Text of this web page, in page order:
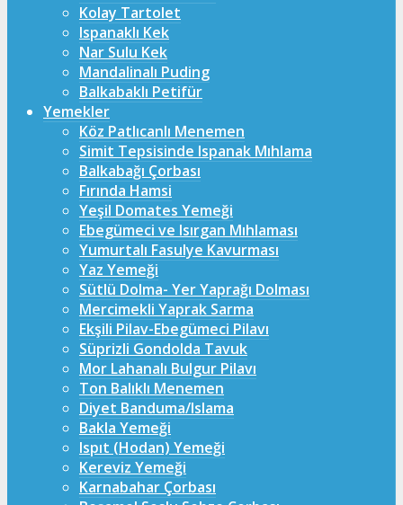
Kolay Tartolet
Ispanaklı Kek
Nar Sulu Kek
Mandalinalı Puding
Balkabaklı Petifür
Yemekler
Köz Patlıcanlı Menemen
Simit Tepsisinde Ispanak Mıhlama
Balkabağı Çorbası
Fırında Hamsi
Yeşil Domates Yemeği
Ebegümeci ve Isırgan Mıhlaması
Yumurtalı Fasulye Kavurması
Yaz Yemeği
Sütlü Dolma- Yer Yaprağı Dolması
Mercimekli Yaprak Sarma
Ekşili Pilav-Ebegümeci Pilavı
Süprizli Gondolda Tavuk
Mor Lahanalı Bulgur Pilavı
Ton Balıklı Menemen
Diyet Banduma/Islama
Bakla Yemeği
Ispıt (Hodan) Yemeği
Kereviz Yemeği
Karnabahar Çorbası